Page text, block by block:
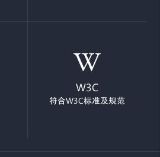
W3C
符合W3C标准及规范